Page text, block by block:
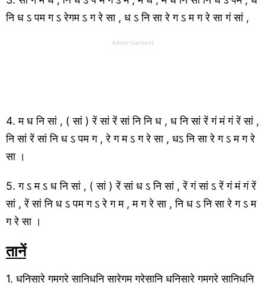
नि ध ऽ पम ग ऽ रेगम ऽ ग रे सा , ध ऽ नि सा रे ग ऽ म ग रे सा गं सां ,
Advertisement
4. म ध नि सां , ( सां ) रें सां रें सां नि नि ध , ध नि सां रें गं मं गं रें सां ,
नि सां रें सां नि ध ऽ पम ग , रे ग म ऽ ग रे सा , धऽ नि सा रे ग ऽ म ग रे
सा ।
5. ग ऽ म ऽ ध नि सां , ( सां ) रें सां ध ऽ नि सां , रें गं सां ऽ रें गं मं गं रें
सां , रें सां नि ध ऽ पम ग ऽ रे ग म , म ग रे सा , नि ध ऽ नि सा रे ग ऽ म
ग रे सा ।
तानें
1. धनिसारे गमगरे सानिधनि सारेगम गरेसानि धनिसारे गमगरे सानिधनि